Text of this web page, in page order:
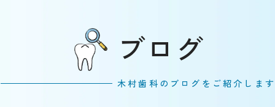
ブログ
木村歯科のブログをご紹介します